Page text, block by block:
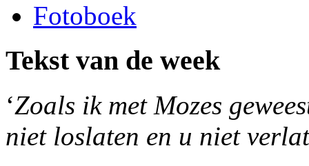
Fotoboek
Tekst van de week
‘Zoals ik met Mozes
niet loslaten en u niet